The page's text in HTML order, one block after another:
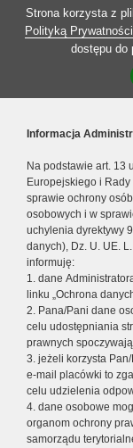
Strona korzysta z
Polityką Prywatności
dostępu do
Informacja
Na podstawie art. 13
Europejskiego i
sprawie ochrony
osobowych i w
uchylenia dyrektywy
danych), Dz. U. UE.
informuję:
1. dane
linku „Ochrona
2. Pana/Pani dane
celu udostępniania
prawnych
3. jeżeli korzysta
e-mail placówki to
celu udzielenia
4. dane osobowe
organom ochrony
samorządu